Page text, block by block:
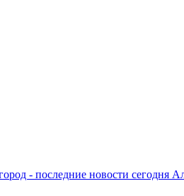
- последние новости сегодня